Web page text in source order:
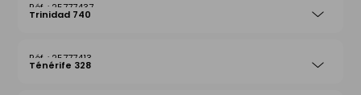
25777437
Trinidad 740
25777413
Ténérife 328